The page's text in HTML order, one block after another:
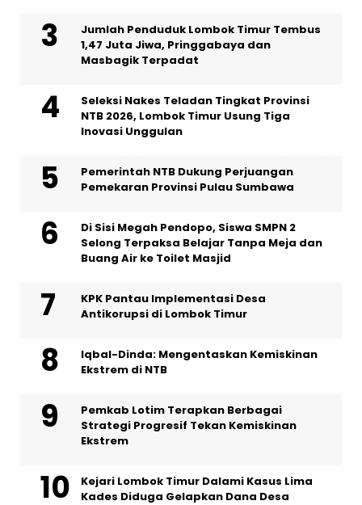
Jumlah Penduduk Lombok Timur Tembus
1,47 Juta Jiwa, Pringgabaya dan
Masbagik Terpadat
Seleksi Nakes Teladan Tingkat Provinsi
NTB 2026, Lombok Timur Usung Tiga
Inovasi Unggulan
Pemerintah NTB Dukung Perjuangan
Pemekaran Provinsi Pulau Sumbawa
Di Sisi Megah Pendopo, Siswa SMPN 2
Selong Terpaksa Belajar Tanpa Meja dan
Buang Air ke Toilet Masjid
KPK Pantau Implementasi Desa
Antikorupsi di Lombok Timur
Iqbal-Dinda: Mengentaskan Kemiskinan
Ekstrem di NTB
Pemkab Lotim Terapkan Berbagai
Strategi Progresif Tekan Kemiskinan
Ekstrem
Kejari Lombok Timur Dalami Kasus Lima
Kades Diduga Gelapkan Dana Desa